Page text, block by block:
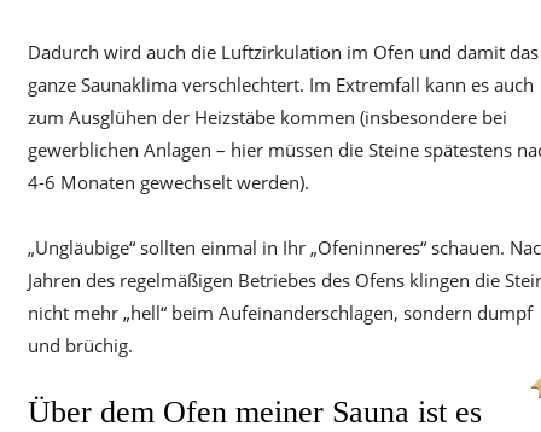
Dadurch wird auch die Luftzirkulation im Ofen und damit das
ganze Saunaklima verschlechtert. Im Extremfall kann es auch
zum Ausglühen der Heizstäbe kommen (insbesondere bei
gewerblichen Anlagen – hier müssen die Steine spätestens
4-6 Monaten gewechselt werden).
„Ungläubige“ sollten einmal in Ihr „Ofeninneres“ schauen.
Jahren des regelmäßigen Betriebes des Ofens klingen die
nicht mehr „hell“ beim Aufeinanderschlagen, sondern dumpf
und brüchig.
Über dem Ofen meiner Sauna ist es